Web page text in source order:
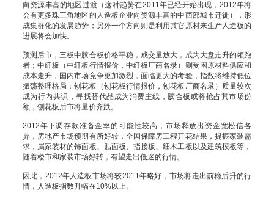
向资源丰富的地区过渡（这种趋势在2011年已经开始出现，2012年将
会有更多珠三角地区的人造板企业向资源丰富的中西部城市迁徙），形
成集群化的发展趋势；另外一个方向则是利用其它原材来生产人造板的
进展将会加快。
预测后市，三板中胶合板价格平稳，成交量放大，成为大盘走升的领跑
者；中纤板（中纤板行情报价，中纤板厂商名录）则受困原材料供应和
成本走升，国内市场竞争更加激烈，面临更大的考验，指数将维持低位
振荡整理格局；刨花板（刨花板行情报价，刨花板厂商名录）质量较次
成为行内共识，寻找替代品成为消费主线，胶合板或将抢占其市场份
额，刨花板后市将量价齐跌。
2012年下调存款准备金率的可能性较高，市场释放出资金宽松信各
异，房地产市场预期有所好转，全国保障房工程开花结果，提振家装需
求，属家装材的饰面板、贴面板、指接板、细木工板以及建筑模板等，
随着楼市和家装市场好转，有望走出低迷的行情。
因此，2012年人造板市场将较2011年略好，市场将走出前稳后升的行
情，人造板指数升幅在10%以上。